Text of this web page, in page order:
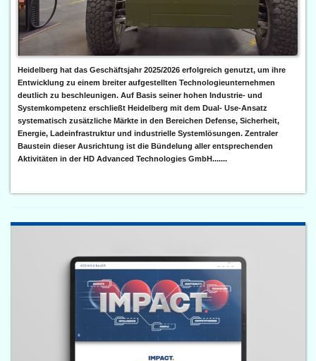
Heidelberg hat das Geschäftsjahr 2025/2026 erfolgreich genutzt, um ihre
Entwicklung zu einem breiter aufgestellten Technologieunternehmen
deutlich zu beschleunigen. Auf Basis seiner hohen Industrie- und
Systemkompetenz erschließt Heidelberg mit dem Dual- Use-Ansatz
systematisch zusätzliche Märkte in den Bereichen Defense, Sicherheit,
Energie, Ladeinfrastruktur und industrielle Systemlösungen. Zentraler
Baustein dieser Ausrichtung ist die Bündelung aller entsprechenden
Aktivitäten in der HD Advanced Technologies GmbH.......